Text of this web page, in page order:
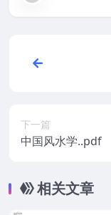
下一篇
中国风水学..pdf
相关文章